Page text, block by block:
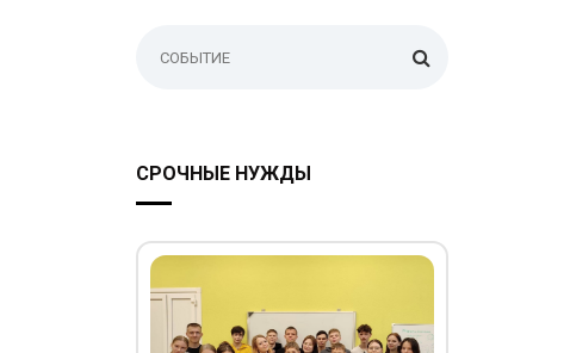
СРОЧНЫЕ НУЖДЫ